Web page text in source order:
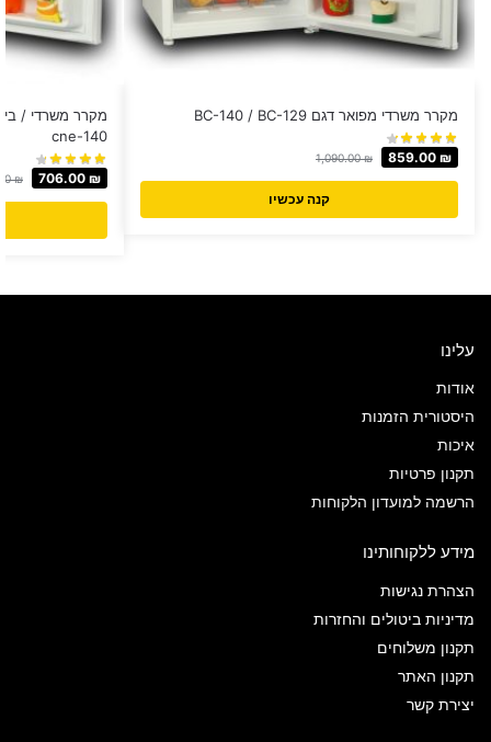
מקרר משרדי מפואר דגם BC-140 / BC-129
1,090.00₪ 859.00 ₪
קנה עכשיו
cne-140
₪ 706.00 ₪
עלינו
אודות
היסטורית הזמנות
איכות
תקנון פרטיות
הרשמה למועדון הלקוחות
מידע ללקוחותינו
הצהרת נגישות
מדיניות ביטולים והחזרות
תקנון משלוחים
תקנון האתר
יצירת קשר